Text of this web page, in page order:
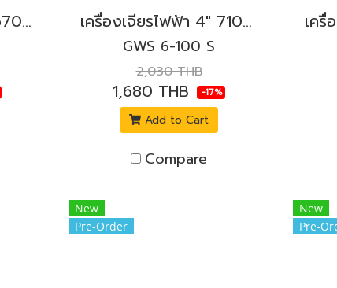
เครื่องเจียรไฟฟ้า 4" 670W. BOSCH รุ่น GWS 060 เครื่องเจียรไฟฟ้า 4" 710W. BOSCH รุ่น GWS 6-100 S สวิตช์ล็อค
GWS 6-100 S
2,030 THB
1,680 THB -17%
Add to Cart
Compare
New
Pre-Order
New
Pre-